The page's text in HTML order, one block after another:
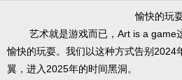
愉快的玩
艺术就是游戏而已，Art is a game
愉快的玩耍。我们以这种方式告别2024
翼，进入2025年的时间黑洞。